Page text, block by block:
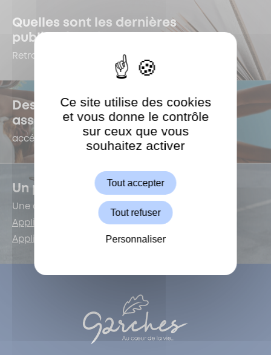
Quelles sont les dernières
publications à Garches ?
Retrouvez-les dans le Kiosque !
Des questions sur la vie
associative ?
accédez au e-forum dédié !
Un problème de voirie ?
Une application est là pour vous !
Application iOS
Application Android
ShareThis est désactivé.
Ce site utilise des cookies
et vous donne le contrôle
sur ceux que vous
souhaitez activer
Tout accepter
Tout refuser
Personnaliser